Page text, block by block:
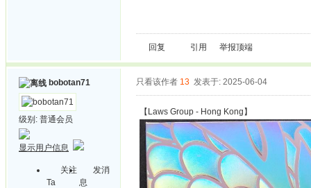
回复 引用 举报顶端
bobotan71
级别: 普通会员
显示用户信息
关注
Ta
发消
息
只看该作者 13 发表于: 2025-06-04
【Laws Group - Hong Kong】